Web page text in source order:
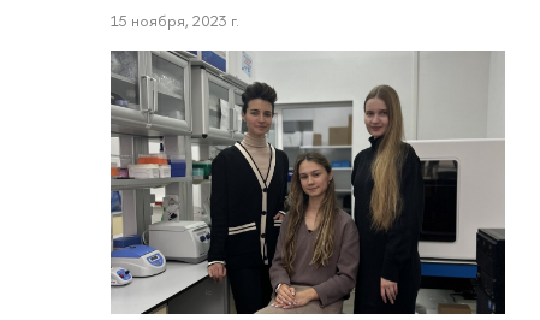
15 ноября, 2023 г.